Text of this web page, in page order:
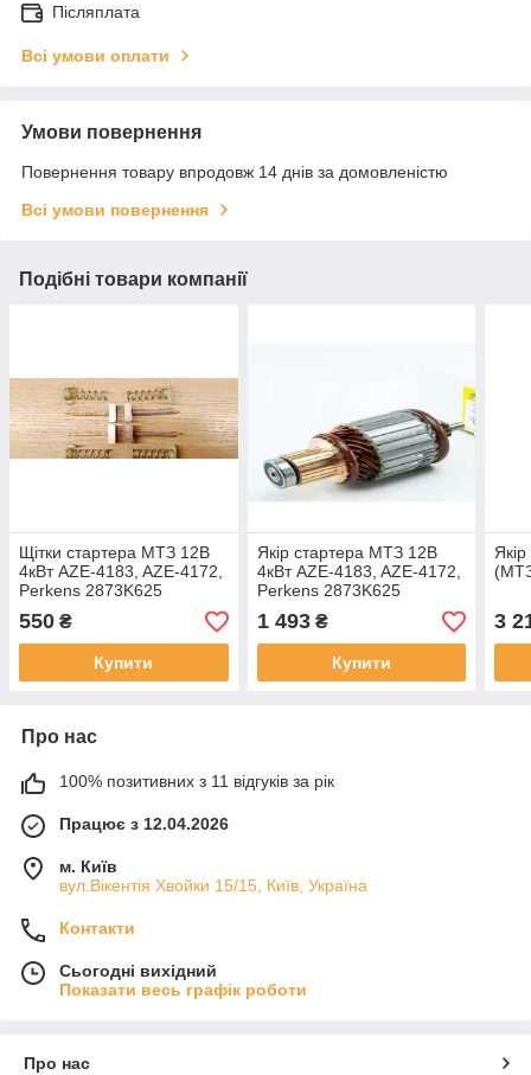
Післяплата
Всі умови оплати
Умови повернення
Повернення товару впродовж 14 днів за домовленістю
Всі умови повернення
Подібні товари компанії
Щітки стартера МТЗ 12В
4кВт AZE-4183, AZE-4172,
Perkens 2873K625
550 ₴
Купити
Якір стартера МТЗ 12В
4кВт AZE-4183, AZE-4172,
Perkens 2873K625
16.907.753
1 493₴
Купити
3
Про нас
100% позитивних з 11 відгуків за рік
Працює з 12.04.2026
м. Київ
вул.Вікентія Хвойки 15/15, Київ, Україна
Контакти
Сьогодні вихідний
Показати весь графік роботи
Про нас